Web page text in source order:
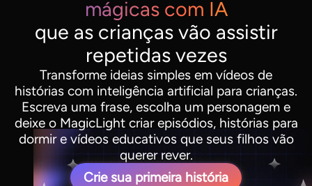
mágicas com IA
que as crianças vão assistir
repetidas vezes
Transforme ideias simples em vídeos de
histórias com inteligência artificial para crianças.
Escreva uma frase, escolha um personagem e
deixe o MagicLight criar episódios, histórias para
dormir e vídeos educativos que seus filhos vão
querer rever.
Crie sua primeira história